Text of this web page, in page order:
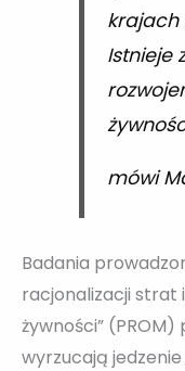
krajach
Istnieje
mówi
Badania
racjonalizacji
żywności” (PROM)
wyrzucają